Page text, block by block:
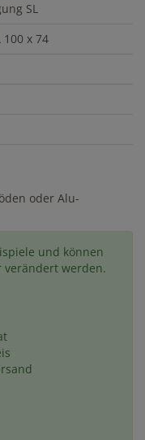
SL
x 74
oder Alu-
und können
verändert werden.